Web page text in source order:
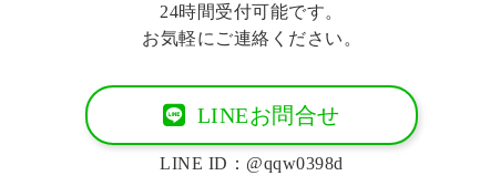
24時間受付可能です。
お気軽にご連絡ください。
LINEお問合せ
LINE ID：@qqw0398d